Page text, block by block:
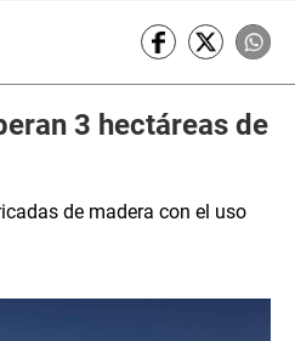
3 hectáreas de
de madera con el uso